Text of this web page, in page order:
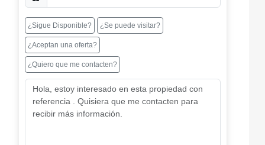
¿Sigue Disponible? ¿Se puede visitar?
¿Aceptan una oferta?
¿Quiero que me contacten?